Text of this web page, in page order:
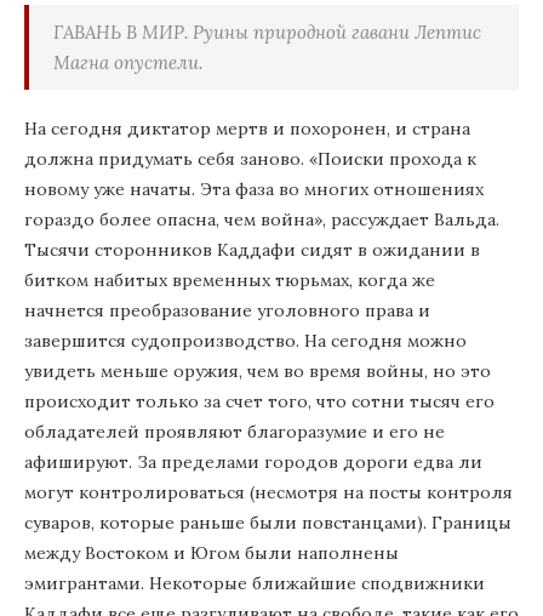
ГАВАНЬ В МИР. Руины природной гавани Лептис
Магна опустели.
На сегодня диктатор мертв и похоронен, и страна
должна придумать себя заново. «Поиски прохода к
новому уже начаты. Эта фаза во многих отношениях
гораздо более опасна, чем война», рассуждает Вальда.
Тысячи сторонников Каддафи сидят в ожидании в
битком набитых временных тюрьмах, когда же
начнется преобразование уголовного права и
завершится судопроизводство. На сегодня можно
увидеть меньше оружия, чем во время войны, но это
происходит только за счет того, что сотни тысяч его
обладателей проявляют благоразумие и его не
афишируют. За пределами городов дороги едва ли
могут контролироваться (несмотря на посты контроля
суваров, которые раньше были повстанцами). Границы
между Востоком и Югом были наполнены
эмигрантами. Некоторые ближайшие сподвижники